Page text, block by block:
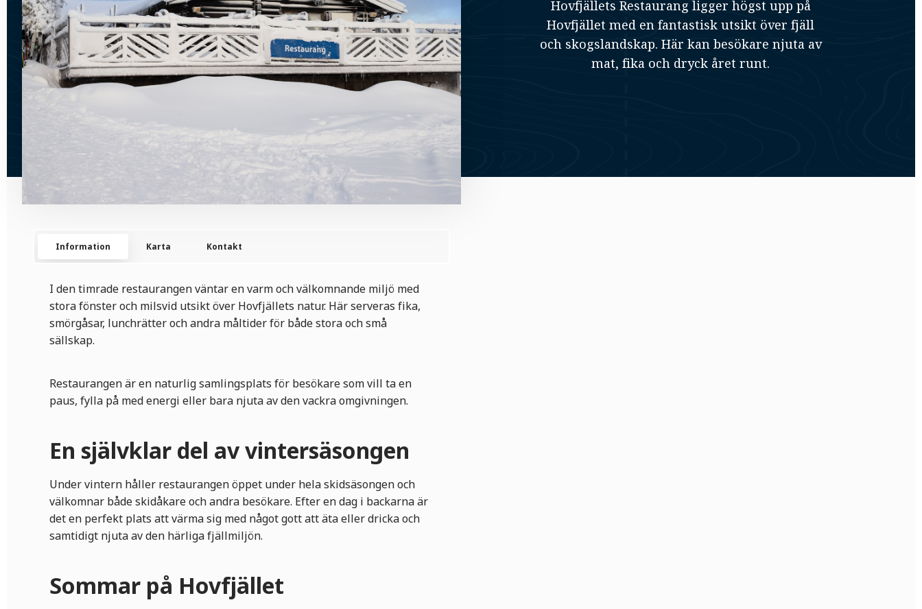
Hovfjällets Restaurang ligger högst upp på
Hovfjället med en fantastisk utsikt över fjäll
och skogslandskap. Här kan besökare njuta av
mat, fika och dryck året runt.
Information Karta Kontakt
I den timrade restaurangen väntar en varm och välkomnande miljö med
stora fönster och milsvid utsikt över Hovfjällets natur. Här serveras fika,
smörgåsar, lunchrätter och andra måltider för både stora och små
sällskap.
Restaurangen är en naturlig samlingsplats för besökare som vill ta en
paus, fylla på med energi eller bara njuta av den vackra omgivningen.
En självklar del av vintersäsongen
Under vintern håller restaurangen öppet under hela skidsäsongen och
välkomnar både skidåkare och andra besökare. Efter en dag i backarna är
det en perfekt plats att värma sig med något gott att äta eller dricka och
samtidigt njuta av den härliga fjällmiljön.
Sommar på Hovfjället